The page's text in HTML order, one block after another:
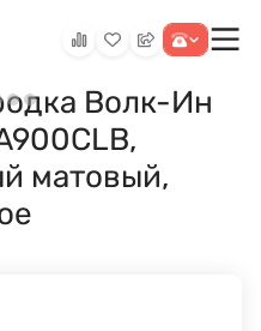
Волк-Ин
матовый,